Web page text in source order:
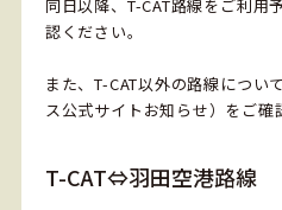
同日以降、T-CAT路線をご利用
認ください。
また、T-CAT以外の路線について
ス公式サイトお知らせ）をご確
T-CAT⇔羽田空港路線